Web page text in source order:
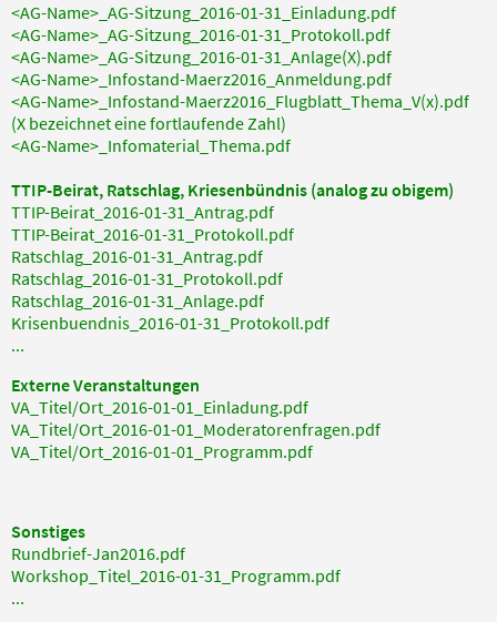
<AG-Name>_AG-Sitzung_2016-01-31_Einladung.pdf
<AG-Name>_AG-Sitzung_2016-01-31_Protokoll.pdf
<AG-Name>_AG-Sitzung_2016-01-31_Anlage(X).pdf
<AG-Name>_Infostand-Maerz2016_Anmeldung.pdf
<AG-Name>_Infostand-Maerz2016_Flugblatt_Thema_V(x).pdf
(X bezeichnet eine fortlaufende Zahl)
<AG-Name>_Infomaterial_Thema.pdf
TTIP-Beirat, Ratschlag, Kriesenbündnis (analog zu obigem)
TTIP-Beirat_2016-01-31_Antrag.pdf
TTIP-Beirat_2016-01-31_Protokoll.pdf
Ratschlag_2016-01-31_Antrag.pdf
Ratschlag_2016-01-31_Protokoll.pdf
Ratschlag_2016-01-31_Anlage.pdf
Krisenbuendnis_2016-01-31_Protokoll.pdf
...
Externe Veranstaltungen
VA_Titel/Ort_2016-01-01_Einladung.pdf
VA_Titel/Ort_2016-01-01_Moderatorenfragen.pdf
VA_Titel/Ort_2016-01-01_Programm.pdf
Sonstiges
Rundbrief-Jan2016.pdf
Workshop_Titel_2016-01-31_Programm.pdf
...